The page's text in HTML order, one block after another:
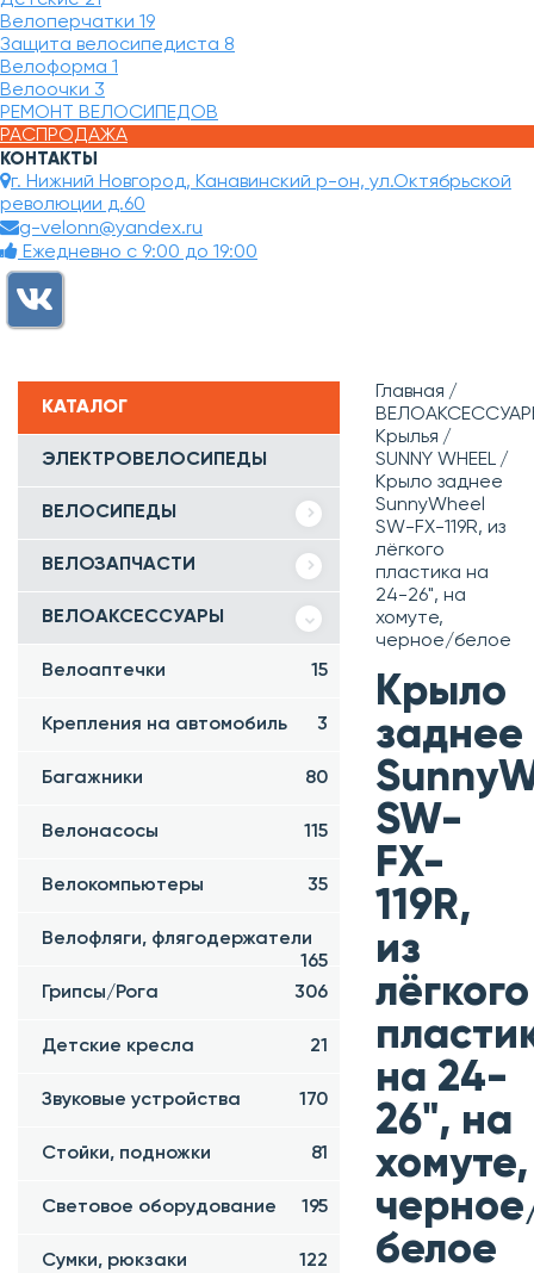
Велоперчатки 19
Защита велосипедиста 8
Велоформа 1
Велоочки 3
РЕМОНТ ВЕЛОСИПЕДОВ
РАСПРОДАЖА
КОНТАКТЫ
г. Нижний Новгород, Канавинский р-он, ул.Октябрьской
революции д.60
g-velonn@yandex.ru
Ежедневно с 9:00 до 19:00
КАТАЛОГ
ЭЛЕКТРОВЕЛОСИПЕДЫ
ВЕЛОСИПЕДЫ
ВЕЛОЗАПЧАСТИ
ВЕЛОАКСЕССУАРЫ
Велоаптечки 15
Крепления на автомобиль 3
Багажники 80
Велонасосы 115
Велокомпьютеры 35
Велофляги, флягодержатели
165
Грипсы/Рога
306
Детские кресла 21
Звуковые устройства 170
Стойки, подножки 81
Световое оборудование 195
Сумки, рюкзаки 122
Главная
Крылья
SUNNY WHEEL
Крыло заднее
SunnyWheel
SW-FX-119R, из
лёгкого
пластика на
24-26", на
хомуте,
черное/белое
Крыло
заднее
SW-
FX-
119R,
из
лёгкого
на 24-
26", на
хомуте,
белое